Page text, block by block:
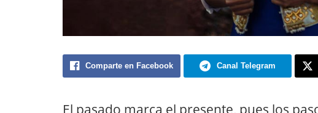
Comparte en Facebook Canal Telegram
El pasado marca el presente, pues los